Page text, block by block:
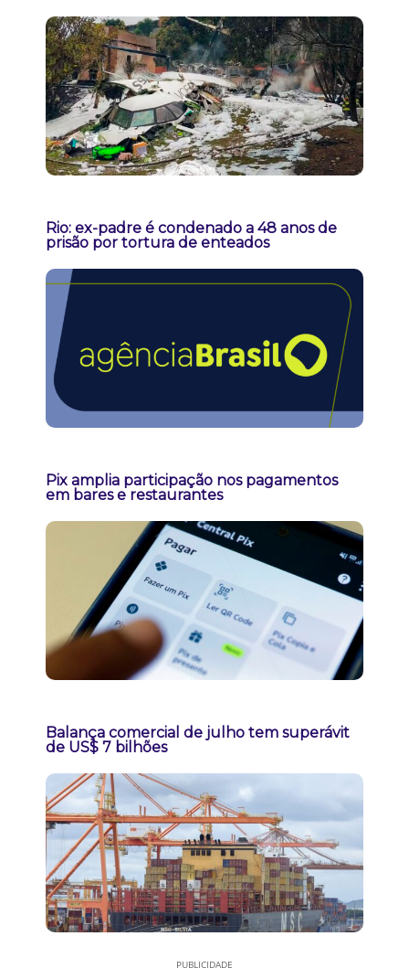
Rio: ex-padre é condenado a 48 anos de
prisão por tortura de enteados
Pix amplia participação nos pagamentos
em bares e restaurantes
Balança comercial de julho tem superávit
de US$ 7 bilhões
PUBLICIDADE